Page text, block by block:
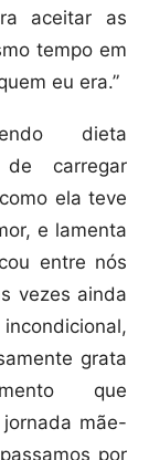
aceitar as
tempo em
eu era.”
dieta
carregar
ela teve
e lamenta
entre nós
vezes ainda
grata
que
mãe-
por